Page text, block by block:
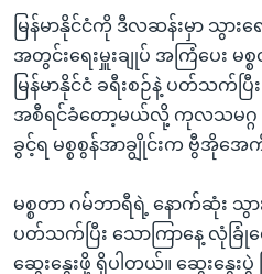
ကြည့်
ရန်
ရှာဖွေ
ရန်
နေရာ
သို့
ဘာသာစကားများ
မြန်မာနိုင်ငံကို ဒီလဆန်းမှာ သွာ
အတွင်းရေးမှူးချုပ် အကြံပေး မ
မြန်မာနိုင်ငံ ခရီးစဉ်နဲ့ ပတ်သက်ပြီ
အစီရင်ခံတော့မယ်လို့ ကုလသမဂ္ဂ အ
ခွင့်ရ မစ္စစွန်အာချွိုင်းက ဗွီအိုအ
မစ္စတာ ဂမ်ဘာရီရဲ့ နောက်ဆုံး သွာ
ပတ်သက်ပြီး သောကြာနေ့ လုံခြုံရ
ဆွေးနွေးဖို့ ရှိပါတယ်။ ဆွေးနွေး